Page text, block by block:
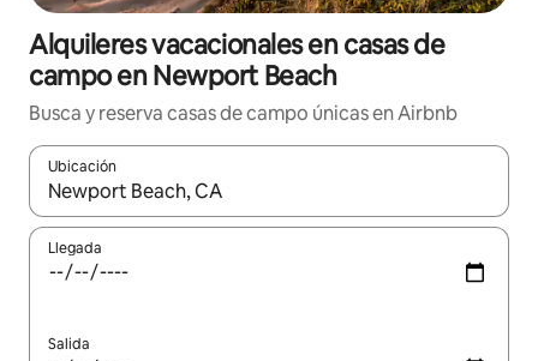
Alquileres vacacionales en casas de
campo en Newport Beach
Busca y reserva casas de campo únicas en Airbnb
Ubicación
Cuando los resultados estén disponibles, navega con las
Llegada
Salida